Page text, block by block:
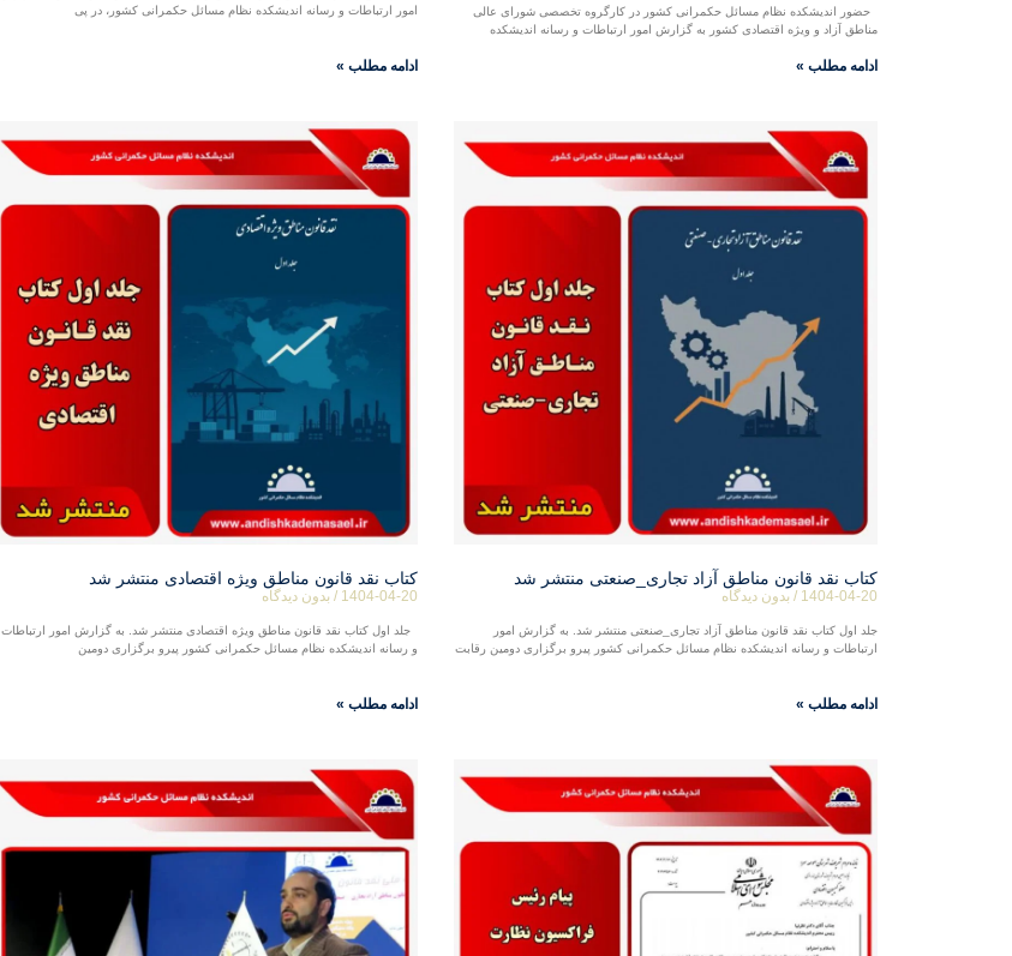
حضور اندیشکده نظام مسائل حکمرانی کشور در کارگروه تخصصی شورای عالی
مناطق آزاد و ویژه اقتصادی کشور به گزارش امور ارتباطات و رسانه اندیشکده
ادامه مطلب »
امور ارتباطات و رسانه اندیشکده نظام مسائل حکمرانی کشور، در پی
ادامه مطلب »
کتاب نقد قانون مناطق آزاد تجاری_صنعتی منتشر شد
1404-04-20 بدون دیدگاه
جلد اول کتاب نقد قانون مناطق آزاد تجاری_صنعتی منتشر شد. به گزارش امور
ارتباطات و رسانه اندیشکده نظام مسائل حکمرانی کشور پیرو برگزاری دومین رقابت
ادامه مطلب »
کتاب نقد قانون مناطق ویژه اقتصادی منتشر شد
1404-04-20 بدون دیدگاه
جلد اول کتاب نقد قانون مناطق ویژه اقتصادی منتشر شد. به گزارش امور ارتباطات
و رسانه اندیشکده نظام مسائل حکمرانی کشور پیرو برگزاری دومین
ادامه مطلب »